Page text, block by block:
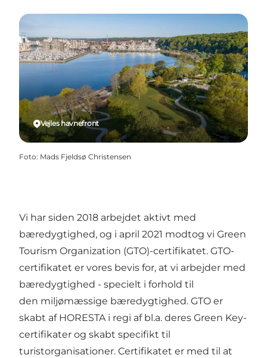
Vejles havnefront
Foto: Mads Fjeldsø Christensen
Vi har siden 2018 arbejdet aktivt med
bæredygtighed, og i april 2021 modtog vi Green
Tourism Organization (GTO)-certifikatet. GTO-
certifikatet er vores bevis for, at vi arbejder med
bæredygtighed - specielt i forhold til
den miljømæssige bæredygtighed. GTO er
skabt af HORESTA i regi af bl.a. deres Green Key-
certifikater og skabt specifikt til
turistorganisationer. Certifikatet er med til at